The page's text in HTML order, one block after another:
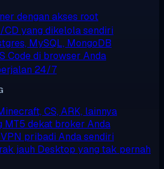
dengan akses root
CD yang dikelola sendiri
MySQL, MongoDB
Code di browser Anda
24/7
CS, ARK, lainnya
MT5 dekat broker Anda
VPN pribadi Anda sendiri
jauh Desktop yang tak pernah